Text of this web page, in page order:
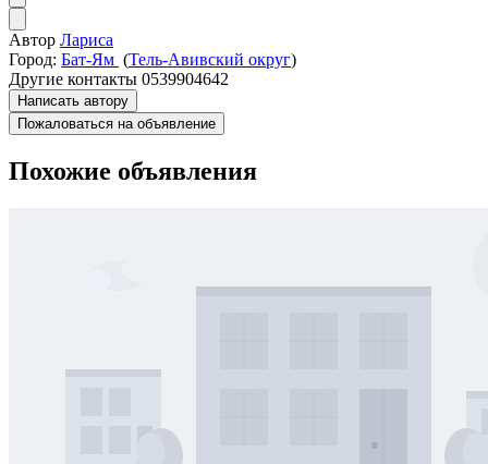
Автор Лариса
Город: Бат-Ям (Тель-Авивский округ)
Другие контакты 0539904642
Написать автору
Пожаловаться на объявление
Похожие объявления